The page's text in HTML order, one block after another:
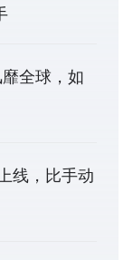
全球，如
线，比手动